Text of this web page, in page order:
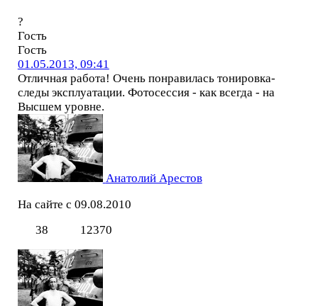
?
Гость
Гость
01.05.2013, 09:41
Отличная работа! Очень понравилась тонировка-
следы эксплуатации. Фотосессия - как всегда - на
Высшем уровне.
Анатолий Арестов
На сайте с 09.08.2010
38
12370